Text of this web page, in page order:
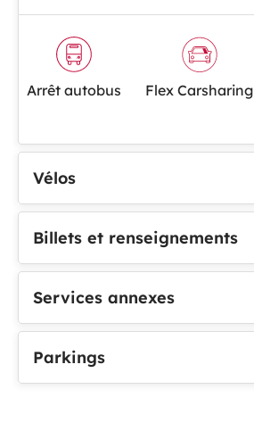
Arrêt autobus Flex Carsharing
Vélos
Billets et renseignements
Services annexes
Parkings